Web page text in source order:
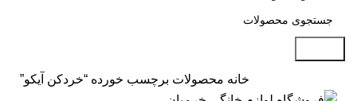
خانه محصولات برچسب خورده “خردکن آیکو”